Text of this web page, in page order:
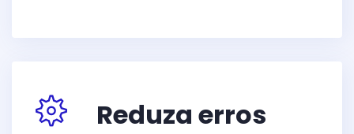
Reduza erros